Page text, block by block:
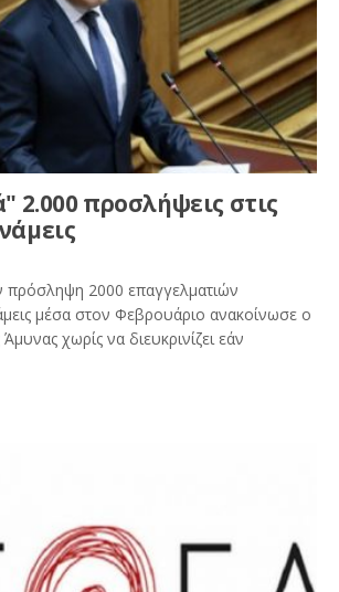
2.000 προσλήψεις στις
πρόσληψη 2000 επαγγελματιών
μέσα στον Φεβρουάριο ανακοίνωσε ο
χωρίς να διευκρινίζει εάν